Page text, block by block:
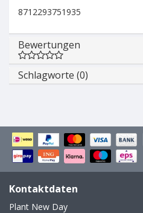
8712293751935
Bewertungen
Schlagworte (0)
Kontaktdaten
Plant New Day